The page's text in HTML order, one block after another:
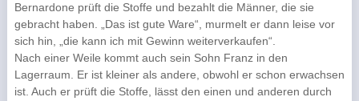
Bernardone prüft die Stoffe und bezahlt die Männer, die sie
gebracht haben. „Das ist gute Ware“, murmelt er dann leise vor
sich hin, „die kann ich mit Gewinn weiterverkaufen“.
Nach einer Weile kommt auch sein Sohn Franz in den
Lagerraum. Er ist kleiner als andere, obwohl er schon erwachsen
ist. Auch er prüft die Stoffe, lässt den einen und anderen durch